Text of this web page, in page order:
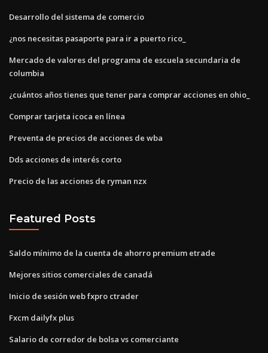
Desarrollo del sistema de comercio
¿nos necesitas pasaporte para ir a puerto rico_
Mercado de valores del programa de escuela secundaria de
columbia
¿cuántos años tienes que tener para comprar acciones en ohio_
Comprar tarjeta icoca en línea
Preventa de precios de acciones de wba
Dds acciones de interés corto
Precio de las acciones de ryman nzx
Featured Posts
Saldo mínimo de la cuenta de ahorro premium etrade
Mejores sitios comerciales de canadá
Inicio de sesión web fxpro ctrader
Fxcm dailyfx plus
Salario de corredor de bolsa vs comerciante